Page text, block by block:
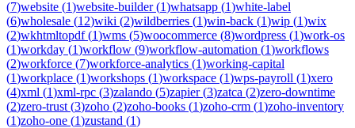
(7)website (1)website-builder(1)whatsapp (1)white-label
(6)wholesale (12)wiki (2)wildberries (1)win-back (1)wip (1)wix
(2)wkhtmltopdf(1)wms (5)woocommerce (8)wordpress (1)work-os
(1)workday (1)workflow (9)workflow-automation (1)workflows
(2)workforce (7)workforce-analytics (1)working-capital
(1)workplace (1)workshops (1)workspace (1)wps-payroll (1)xero
(4)xml (1)xml-rpc (3)zalando (5)zapier(3)zatca (2)zero-downtime
(2)zero-trust (3)zoho (2)zoho-books (1)zoho-crm (1)zoho-inventory
(1)zoho-one (1)zustand (1)